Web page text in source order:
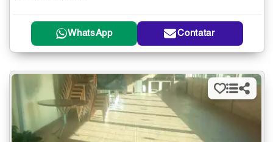
WhatsApp Contatar